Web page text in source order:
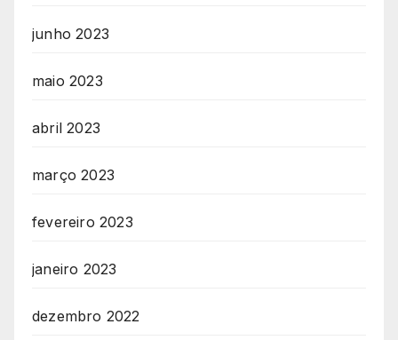
junho 2023
maio 2023
abril 2023
março 2023
fevereiro 2023
janeiro 2023
dezembro 2022